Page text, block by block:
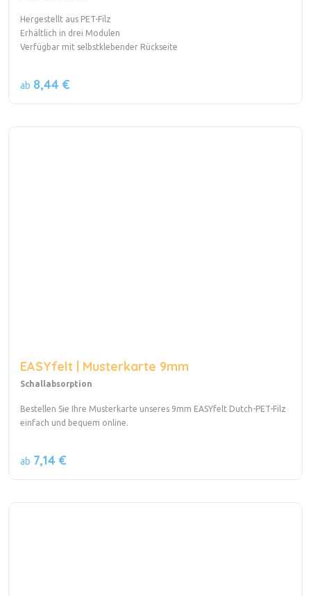
Hergestellt aus PET-Filz
Erhältlich in drei Modulen
Verfügbar mit selbstklebender Rückseite
ab 8,44 €
EASYfelt | Musterkarte 9mm
Schallabsorption
Bestellen Sie Ihre Musterkarte unseres 9mm EASYfelt Dutch-PET-Filz
einfach und bequem online.
ab 7,14 €